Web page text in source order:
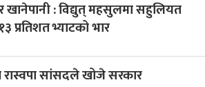
खानेपानी : विद्युत् महसुलमा सहुलियत
प्रतिशत भ्याटको भार
सांसदले खोजे सरकार